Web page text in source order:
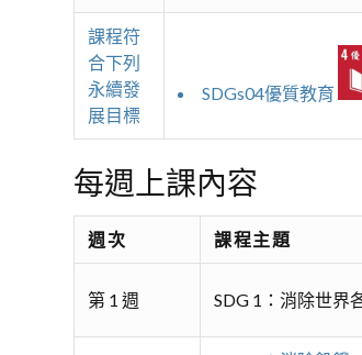
課程符
合下列
永續發
展目標
SDGs04優質教育
每週上課內容
週次 課程主題
第 1 週 SDG 1：消除世界